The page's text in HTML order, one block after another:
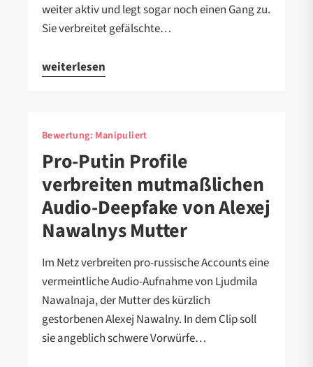
weiter aktiv und legt sogar noch einen Gang zu.
Sie verbreitet gefälschte…
weiterlesen
Bewertung: Manipuliert
Pro-Putin Profile
verbreiten mutmaßlichen
Audio-Deepfake von Alexej
Nawalnys Mutter
Im Netz verbreiten pro-russische Accounts eine
vermeintliche Audio-Aufnahme von Ljudmila
Nawalnaja, der Mutter des kürzlich
gestorbenen Alexej Nawalny. In dem Clip soll
sie angeblich schwere Vorwürfe…